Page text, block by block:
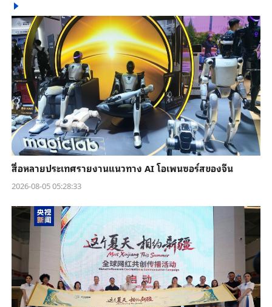
สื่อหลายประเทศรายงานแนวทาง AI โอเพนซอร์สของจีน
2026-08-05 05:28:33